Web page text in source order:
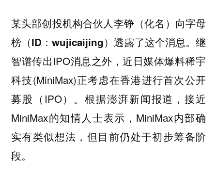
某头部创投机构合伙人李铮（化名）向字母
榜（ID：wujicaijing）透露了这个消息。继
智谱传出IPO消息之外，近日媒体爆料稀宇
科技(MiniMax)正考虑在香港进行首次公开
募股（IPO）。根据澎湃新闻报道，接近
MiniMax的知情人士表示，MiniMax内部确
实有类似想法，但目前仍处于初步筹备阶
段。